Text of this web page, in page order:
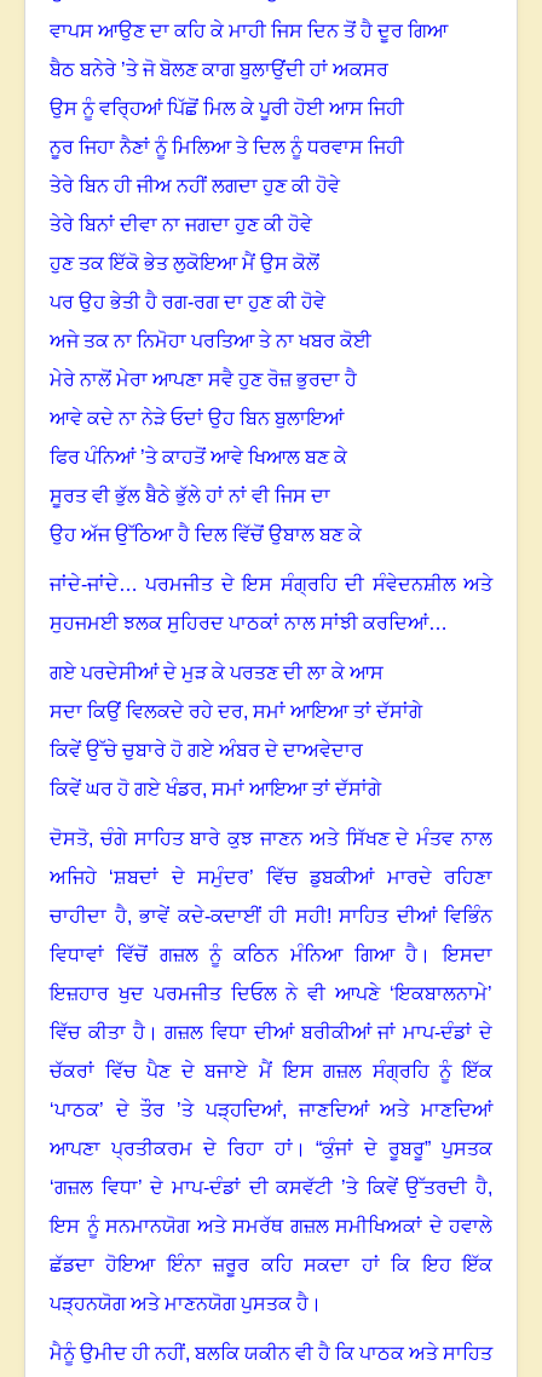
ਵਾਪਸ ਆਉਣ ਦਾ ਕਹਿ ਕੇ ਮਾਹੀ ਜਿਸ ਦਿਨ ਤੋਂ ਹੈ ਦੂਰ ਗਿਆ
ਬੈਠ ਬਨੇਰੇ ’ਤੇ ਜੋ ਬੋਲਣ ਕਾਗ ਬੁਲਾਉਂਦੀ ਹਾਂ ਅਕਸਰ
ਉਸ ਨੂੰ ਵਰ੍ਹਿਆਂ ਪਿੱਛੋਂ ਮਿਲ ਕੇ ਪੂਰੀ ਹੋਈ ਆਸ ਜਿਹੀ
ਨੂਰ ਜਿਹਾ ਨੈਣਾਂ ਨੂੰ ਮਿਲਿਆ ਤੇ ਦਿਲ ਨੂੰ ਧਰਵਾਸ ਜਿਹੀ
ਤੇਰੇ ਬਿਨ ਹੀ ਜੀਅ ਨਹੀਂ ਲਗਦਾ ਹੁਣ ਕੀ ਹੋਵੇ
ਤੇਰੇ ਬਿਨਾਂ ਦੀਵਾ ਨਾ ਜਗਦਾ ਹੁਣ ਕੀ ਹੋਵੇ
ਹੁਣ ਤਕ ਇੱਕੋ ਭੇਤ ਲੁਕੋਇਆ ਮੈਂ ਉਸ ਕੋਲੋਂ
ਪਰ ਉਹ ਭੇਤੀ ਹੈ ਰਗ-ਰਗ ਦਾ ਹੁਣ ਕੀ ਹੋਵੇ
ਅਜੇ ਤਕ ਨਾ ਨਿਮੋਹਾ ਪਰਤਿਆ ਤੇ ਨਾ ਖਬਰ ਕੋਈ
ਮੇਰੇ ਨਾਲੋਂ ਮੇਰਾ ਆਪਣਾ ਸਵੈ ਹੁਣ ਰੋਜ਼ ਭੁਰਦਾ ਹੈ
ਆਵੇ ਕਦੇ ਨਾ ਨੇੜੇ ਓਦਾਂ ਉਹ ਬਿਨ ਬੁਲਾਇਆਂ
ਫਿਰ ਪੰਨਿਆਂ ’ਤੇ ਕਾਹਤੋਂ ਆਵੇ ਖਿਆਲ ਬਣ ਕੇ
ਸੂਰਤ ਵੀ ਭੁੱਲ ਬੈਠੇ ਭੁੱਲੇ ਹਾਂ ਨਾਂ ਵੀ ਜਿਸ ਦਾ
ਉਹ ਅੱਜ ਉੱਠਿਆ ਹੈ ਦਿਲ ਵਿੱਚੋਂ ਉਬਾਲ ਬਣ ਕੇ
ਜਾਂਦੇ-ਜਾਂਦੇ… ਪਰਮਜੀਤ ਦੇ ਇਸ ਸੰਗ੍ਰਹਿ ਦੀ ਸੰਵੇਦਨਸ਼ੀਲ ਅਤੇ
ਸੁਹਜਮਈ ਝਲਕ ਸੁਹਿਰਦ ਪਾਠਕਾਂ ਨਾਲ ਸਾਂਝੀ ਕਰਦਿਆਂ…
ਗਏ ਪਰਦੇਸੀਆਂ ਦੇ ਮੁੜ ਕੇ ਪਰਤਣ ਦੀ ਲਾ ਕੇ ਆਸ
ਸਦਾ ਕਿਉਂ ਵਿਲਕਦੇ ਰਹੇ ਦਰ, ਸਮਾਂ ਆਇਆ ਤਾਂ ਦੱਸਾਂਗੇ
ਕਿਵੇਂ ਉੱਚੇ ਚੁਬਾਰੇ ਹੋ ਗਏ ਅੰਬਰ ਦੇ ਦਾਅਵੇਦਾਰ
ਕਿਵੇਂ ਘਰ ਹੋ ਗਏ ਖੰਡਰ, ਸਮਾਂ ਆਇਆ ਤਾਂ ਦੱਸਾਂਗੇ
ਦੋਸਤੋ, ਚੰਗੇ ਸਾਹਿਤ ਬਾਰੇ ਕੁਝ ਜਾਣਨ ਅਤੇ ਸਿੱਖਣ ਦੇ ਮੰਤਵ ਨਾਲ
ਅਜਿਹੇ ‘ਸ਼ਬਦਾਂ ਦੇ ਸਮੁੰਦਰ’ ਵਿੱਚ ਡੁਬਕੀਆਂ ਮਾਰਦੇ ਰਹਿਣਾ
ਚਾਹੀਦਾ ਹੈ,ਭਾਵੇਂ ਕਦੇ-ਕਦਾਈਂ ਹੀ ਸਹੀ! ਸਾਹਿਤ ਦੀਆਂ ਵਿਭਿੰਨ
ਵਿਧਾਵਾਂ ਵਿੱਚੋਂ ਗਜ਼ਲ ਨੂੰ ਕਠਿਨ ਮੰਨਿਆ ਗਿਆ ਹੈ ।ਇਸਦਾ
ਇਜ਼ਹਾਰ ਖੁਦ ਪਰਮਜੀਤ ਦਿਓਲ ਨੇ ਵੀ ਆਪਣੇ ‘ਇਕਬਾਲਨਾਮੇ’
ਵਿੱਚ ਕੀਤਾ ਹੈ।ਗਜ਼ਲ ਵਿਧਾ ਦੀਆਂ ਬਰੀਕੀਆਂ ਜਾਂ ਮਾਪ-ਦੰਡਾਂ ਦੇ
ਚੱਕਰਾਂ ਵਿੱਚ ਪੈਣ ਦੇ ਬਜਾਏ ਮੈਂ ਇਸ ਗਜ਼ਲ ਸੰਗ੍ਰਹਿ ਨੂੰ ਇੱਕ
‘ਪਾਠਕ’ ਦੇ ਤੌਰ ’ਤੇ ਪੜ੍ਹਦਿਆਂ,ਜਾਣਦਿਆਂ ਅਤੇ ਮਾਣਦਿਆਂ
ਆਪਣਾ ਪ੍ਰਤੀਕਰਮ ਦੇ ਰਿਹਾ ਹਾਂ। “ਕੁੰਜਾਂ ਦੇ ਰੂਬਰੂ” ਪੁਸਤਕ
‘ਗਜ਼ਲ ਵਿਧਾ’ ਦੇ ਮਾਪ-ਦੰਡਾਂ ਦੀ ਕਸਵੱਟੀ ’ਤੇ ਕਿਵੇਂ ਉੱਤਰਦੀ ਹੈ,
ਇਸ ਨੂੰ ਸਨਮਾਨਯੋਗ ਅਤੇ ਸਮਰੱਥ ਗਜ਼ਲ ਸਮੀਖਿਅਕਾਂ ਦੇ ਹਵਾਲੇ
ਛੱਡਦਾ ਹੋਇਆ ਇੰਨਾ ਜ਼ਰੂਰ ਕਹਿ ਸਕਦਾ ਹਾਂ ਕਿ ਇਹ ਇੱਕ
ਪੜ੍ਹਨਯੋਗ ਅਤੇ ਮਾਣਨਯੋਗ ਪੁਸਤਕ ਹੈ ।
ਮੈਨੂੰ ਉਮੀਦ ਹੀ ਨਹੀਂ,ਬਲਕਿ ਯਕੀਨ ਵੀ ਹੈ ਕਿ ਪਾਠਕ ਅਤੇ ਸਾਹਿਤ